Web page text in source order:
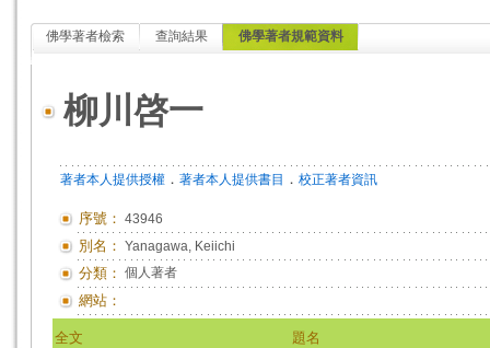
佛學著者檢索 查詢結果 佛學著者規範資料
柳川啓一
著者本人提供授權 ． 著者本人提供書目 ． 校正著者資訊
序號： 43946
別名： Yanagawa, Keiichi
分類： 個人著者
網站：
全文 題名